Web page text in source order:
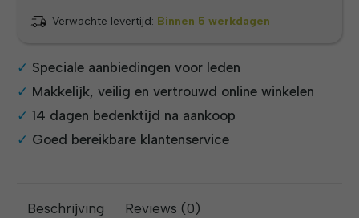
Verwachte levertijd: Binnen 5 werkdagen
Speciale aanbiedingen voor leden
Makkelijk, veilig en vertrouwd online winkelen
14 dagen bedenktijd na aankoop
Goed bereikbare klantenservice
Beschrijving Reviews (0)